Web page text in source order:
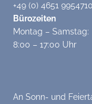
+49 (0) 4651 9954710
Bürozeiten
Montag – Samstag:
8:00 – 17:00 Uhr
An Sonn- und